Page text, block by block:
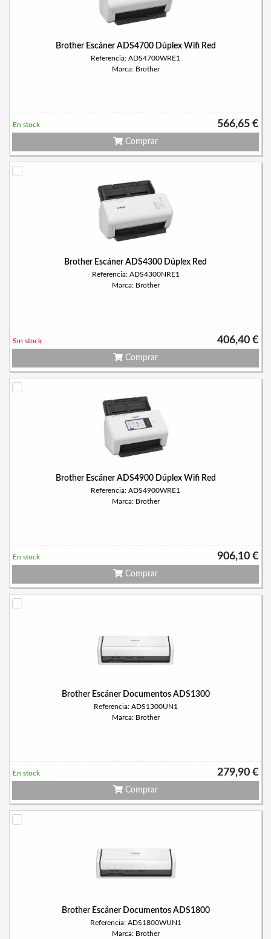
Brother Escáner ADS4700 Dúplex Wifi Red
Referencia: ADS4700WRE1
Marca: Brother
566,65 €
En stock
Comprar
Brother Escáner ADS4300 Dúplex Red
Referencia: ADS4300NRE1
Marca: Brother
406,40 €
Sin stock
Comprar
Brother Escáner ADS4900 Dúplex Wifi Red
Referencia: ADS4900WRE1
Marca: Brother
906,10 €
En stock
Comprar
Brother Escáner Documentos ADS1300
Referencia: ADS1300UN1
Marca: Brother
279,90 €
En stock
Comprar
Brother Escáner Documentos ADS1800
Referencia: ADS1800WUN1
Marca: Brother